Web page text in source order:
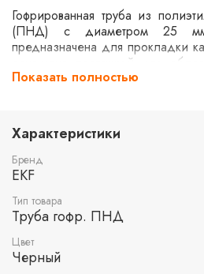
Гофрированная труба из
(ПНД) с диаметром 25
предназначена для прокладки
оснащена протяжкой, что
цвет трубы обеспечивает
на открытом воздухе.
Показать полностью
Характеристики
Бренд
EKF
Тип товара
Труба гофр. ПНД
Цвет
Черный